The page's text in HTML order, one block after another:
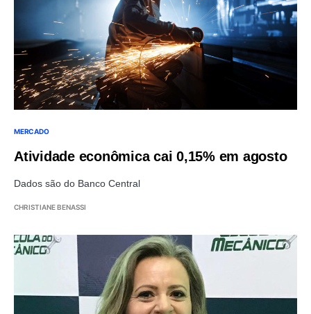
MERCADO
Atividade econômica cai 0,15% em agosto
Dados são do Banco Central
CHRISTIANE BENASSI